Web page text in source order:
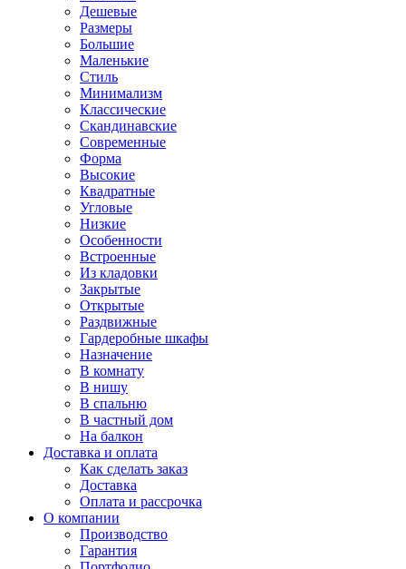
Дешевые
Размеры
Большие
Маленькие
Стиль
Минимализм
Классические
Скандинавские
Современные
Форма
Высокие
Квадратные
Угловые
Низкие
Особенности
Встроенные
Из кладовки
Закрытые
Открытые
Раздвижные
Гардеробные шкафы
Назначение
В комнату
В нишу
В спальню
В частный дом
На балкон
Доставка и оплата
Как сделать заказ
Доставка
Оплата и рассрочка
О компании
Производство
Гарантия